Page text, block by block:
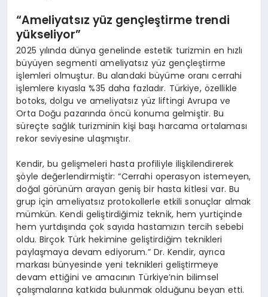
“Ameliyatsız yüz gençleştirme trendi
yükseliyor”
2025 yılında dünya genelinde estetik turizmin en hızlı
büyüyen segmenti ameliyatsız yüz gençleştirme
işlemleri olmuştur. Bu alandaki büyüme oranı cerrahi
işlemlere kıyasla %35 daha fazladır. Türkiye, özellikle
botoks, dolgu ve ameliyatsız yüz liftingi Avrupa ve
Orta Doğu pazarında öncü konuma gelmiştir. Bu
süreçte sağlık turizminin kişi başı harcama ortalaması
rekor seviyesine ulaşmıştır.
Kendir, bu gelişmeleri hasta profiliyle ilişkilendirerek
şöyle değerlendirmiştir: “Cerrahi operasyon istemeyen,
doğal görünüm arayan geniş bir hasta kitlesi var. Bu
grup için ameliyatsız protokollerle etkili sonuçlar almak
mümkün. Kendi geliştirdiğimiz teknik, hem yurtiçinde
hem yurtdışında çok sayıda hastamızın tercih sebebi
oldu. Birçok Türk hekimine geliştirdiğim teknikleri
paylaşmaya devam ediyorum.” Dr. Kendir, ayrıca
markası bünyesinde yeni teknikleri geliştirmeye
devam ettiğini ve amacının Türkiye’nin bilimsel
çalışmalarına katkıda bulunmak olduğunu beyan etti.